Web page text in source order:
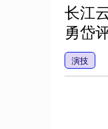
长江
勇岱
演技